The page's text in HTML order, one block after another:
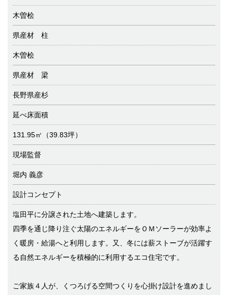
木曽桧
県産材 柱
木曽桧
県産材 梁
長野県産杉
延べ床面積
131.95㎡（39.83坪）
現場監督
堀内 義彦
設計コンセプト
塩田平に分譲された土地へ建築します。
四季を通じ降り注ぐ太陽のエネルギーをＯＭソーラーが効率よ
く暖房・給湯へと利用します。又、冬には薪ストーブが活躍す
る自然エネルギーを積極的に利用するエコ住宅です。
ご家族４人が、くつろげる空間つくりを心掛け設計を進めまし